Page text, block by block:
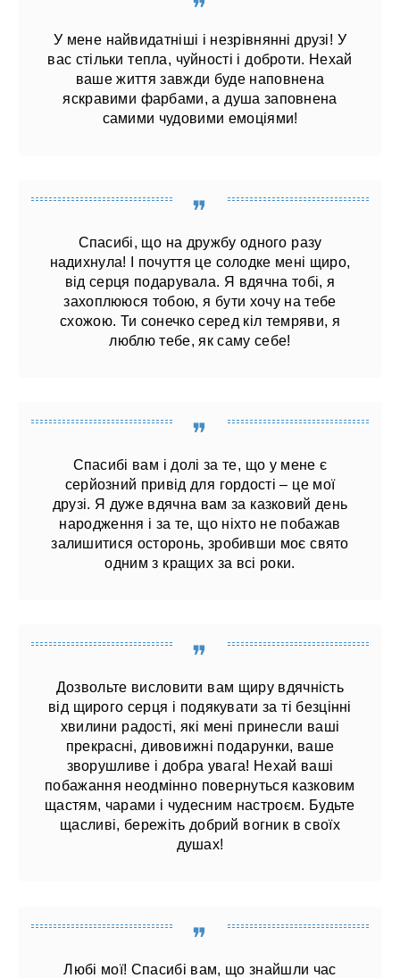
У мене найвидатніші і незрівнянні друзі! У
вас стільки тепла, чуйності і доброти. Нехай
ваше життя завжди буде наповнена
яскравими фарбами, а душа заповнена
самими чудовими емоціями!
Спасибі, що на дружбу одного разу
надихнула! І почуття це солодке мені щиро,
від серця подарувала. Я вдячна тобі, я
захоплююся тобою, я бути хочу на тебе
схожою. Ти сонечко серед кіл темряви, я
люблю тебе, як саму себе!
Спасибі вам і долі за те, що у мене є
серйозний привід для гордості – це мої
друзі. Я дуже вдячна вам за казковий день
народження і за те, що ніхто не побажав
залишитися осторонь, зробивши моє свято
одним з кращих за всі роки.
Дозвольте висловити вам щиру вдячність
від щирого серця і подякувати за ті безцінні
хвилини радості, які мені принесли ваші
прекрасні, дивовижні подарунки, ваше
зворушливе і добра увага! Нехай ваші
побажання неодмінно повернуться казковим
щастям, чарами і чудесним настроєм. Будьте
щасливі, бережіть добрий вогник в своїх
душах!
Любі мої! Спасибі вам, що знайшли час